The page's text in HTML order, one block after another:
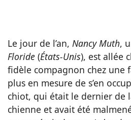
Le jour de l’an, Nancy Muth,
Floride (États-Unis), est allée
fidèle compagnon chez une
plus en mesure de s’en
chiot, qui était le dernier de
chienne et avait été